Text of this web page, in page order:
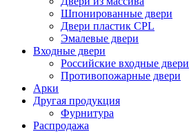
Шпонированные двери
Двери пластик CPL
Эмалевые двери
Входные двери
Российские входные двери
Противопожарные двери
Арки
Другая продукция
Фурнитура
Распродажа